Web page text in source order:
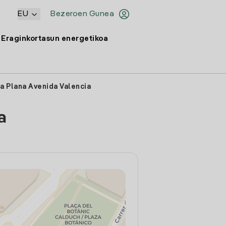
Bezeroen Gunea
EU
Eraginkortasun energetikoa
Plana Avenida Valencia